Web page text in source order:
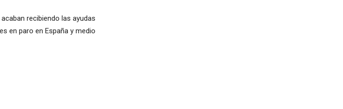
recibiendo las ayudas
en paro en España y medio